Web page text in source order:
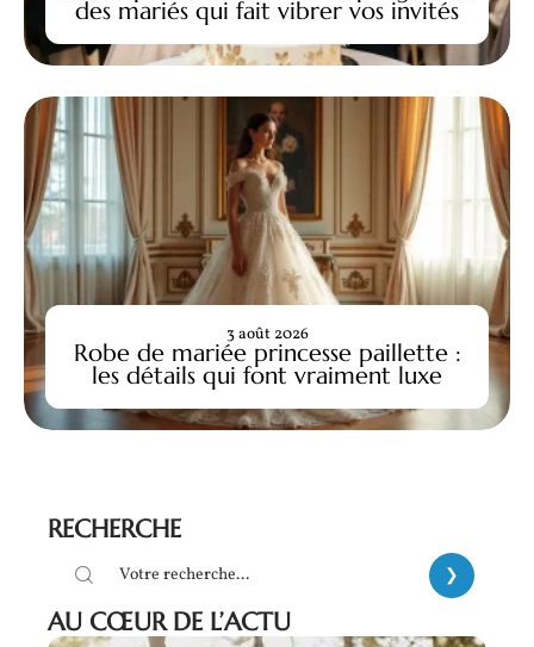
des mariés qui fait vibrer vos invités
Robe de mariée princesse paillette :
les détails qui font vraiment luxe
3 août 2026
RECHERCHE
AU CŒUR DE L’ACTU